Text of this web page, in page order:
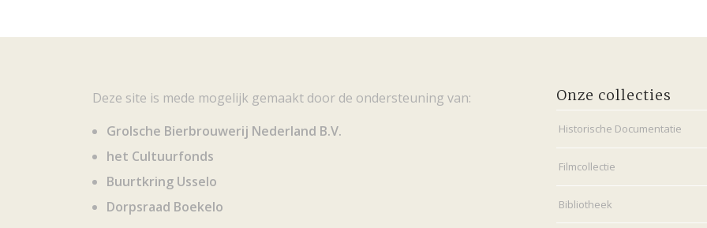
Deze site is mede mogelijk gemaakt door de ondersteuning van:
Grolsche Bierbrouwerij Nederland B.V.
het Cultuurfonds
Buurtkring Usselo
Dorpsraad Boekelo
Onze collecties
Historische Documentatie
Filmcollectie
Bibliotheek